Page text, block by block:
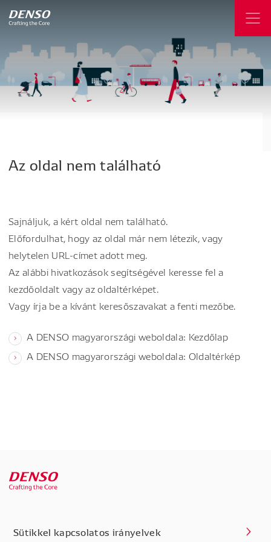
Az oldal nem található
Sajnáljuk, a kért oldal nem található.
Előfordulhat, hogy az oldal már nem létezik, vagy
helytelen URL-címet adott meg.
Az alábbi hivatkozások segítségével keresse fel a
kezdőoldalt vagy az oldaltérképet.
Vagy írja be a kívánt keresőszavakat a fenti mezőbe.
A DENSO magyarországi weboldala: Kezdőlap
A DENSO magyarországi weboldala: Oldaltérkép
Sütikkel kapcsolatos irányelvek